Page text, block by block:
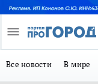
Все новости В мире